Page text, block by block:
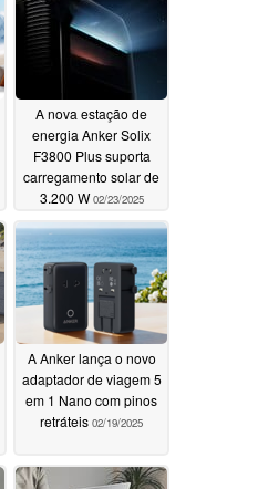
A nova estação de
energia Anker Solix
F3800 Plus suporta
carregamento solar de
3.200 W02/23/2025
A Anker lança o novo
adaptador de viagem 5
em 1 Nano com pinos
retráteis 02/19/2025